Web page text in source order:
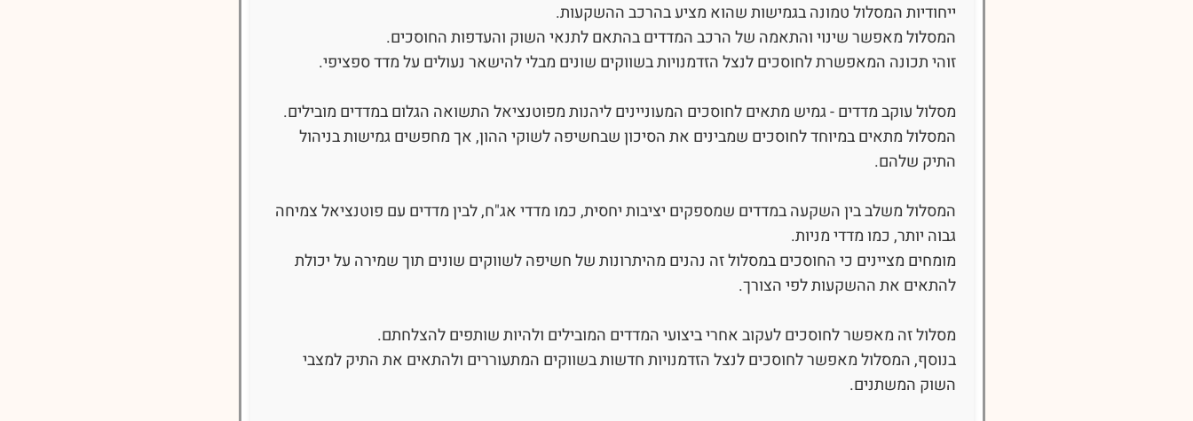
ייחודיות המסלול טמונה בגמישות שהוא מציע בהרכב ההשקעות.
המסלול מאפשר שינוי והתאמה של הרכב המדדים בהתאם לתנאי השוק והעדפות החוסכים.
זוהי תכונה המאפשרת לחוסכים לנצל הזדמנויות בשווקים שונים מבלי להישאר נעולים על מדד ספציפי.
מסלול עוקב מדדים - גמיש מתאים לחוסכים המעוניינים ליהנות מפוטנציאל התשואה הגלום במדדים מובילים.
המסלול מתאים במיוחד לחוסכים שמבינים את הסיכון שבחשיפה לשוקי ההון, אך מחפשים גמישות בניהול
התיק שלהם.
המסלול משלב בין השקעה במדדים שמספקים יציבות יחסית, כמו מדדי אג"ח, לבין מדדים עם פוטנציאל צמיחה
גבוה יותר, כמו מדדי מניות.
מומחים מציינים כי החוסכים במסלול זה נהנים מהיתרונות של חשיפה לשווקים שונים תוך שמירה על יכולת
להתאים את ההשקעות לפי הצורך.
מסלול זה מאפשר לחוסכים לעקוב אחרי ביצועי המדדים המובילים ולהיות שותפים להצלחתם.
בנוסף, המסלול מאפשר לחוסכים לנצל הזדמנויות חדשות בשווקים המתעוררים ולהתאים את התיק למצבי
השוק המשתנים.